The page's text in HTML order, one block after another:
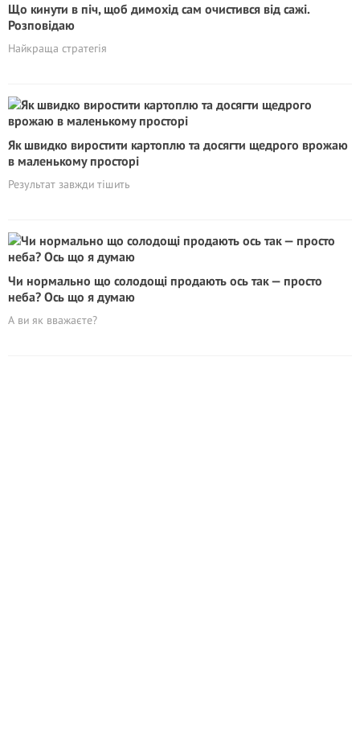
Що кинути в піч, щоб димохід сам очистився від сажі.
Розповідаю
Найкраща стратегія
Як швидко виростити картоплю та досягти щедрого врожаю
в маленькому просторі
Результат завжди тішить
Чи нормально що солодощі продають ось так — просто
неба? Ось що я думаю
А ви як вважаєте?